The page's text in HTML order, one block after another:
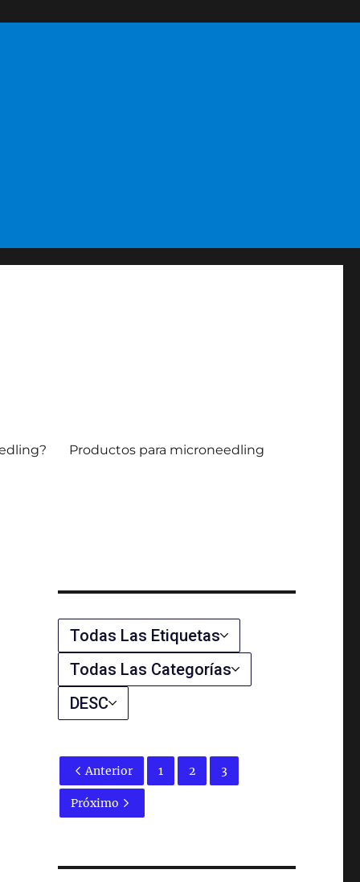
Productos para microneedling
Todas Las Etiquetas
Todas Las Categorías
DESC
Anterior 1 2 3
Próximo